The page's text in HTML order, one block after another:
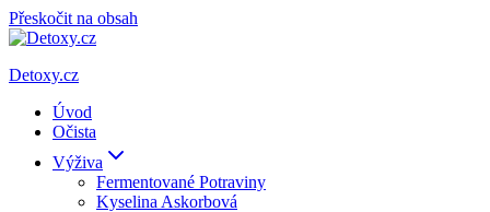
Přeskočit na obsah
Detoxy.cz
Úvod
Očista
Výživa
Fermentované Potraviny
Kyselina Askorbová